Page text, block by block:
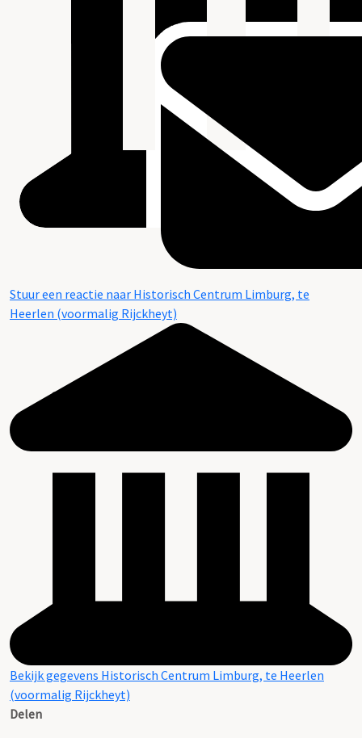
Stuur een reactie naar Historisch Centrum Limburg, te
Heerlen (voormalig Rijckheyt)
Bekijk gegevens Historisch Centrum Limburg, te Heerlen
(voormalig Rijckheyt)
Delen